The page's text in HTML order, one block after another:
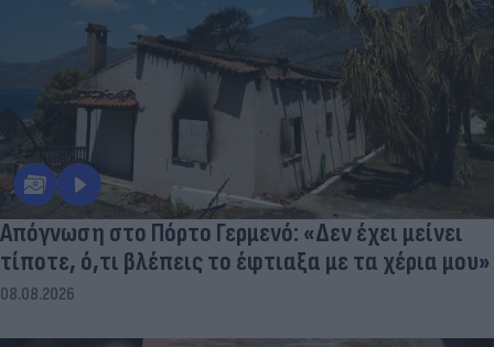
Απόγνωση στο Πόρτο Γερμενό: «Δεν έχει μείνει
τίποτε, ό,τι βλέπεις το έφτιαξα με τα χέρια μου»
08.08.2026